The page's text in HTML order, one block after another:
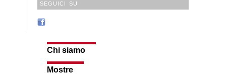
SEGUICI SU
Chi siamo
Mostre